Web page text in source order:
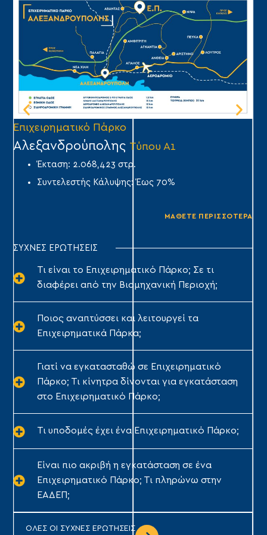
Επιχειρηματικό Πάρκο
Αλεξανδρούπολης Τύπου Α1
Έκταση: 2.068,423 στρ.
Συντελεστής Κάλυψης: Έως 70%
ΜΑΘΕΤΕ ΠΕΡΙΣΣΟΤΕΡΑ
ΣΥΧΝΕΣ ΕΡΩΤΗΣΕΙΣ
Τι είναι το Επιχειρηματικό Πάρκο; Σε τι
διαφέρει από την Βιομηχανική Περιοχή;
Ποιος αναπτύσσει και λειτουργεί τα
Επιχειρηματικά Πάρκα;
Γιατί να εγκατασταθώ σε Επιχειρηματικό
Πάρκο; Τι κίνητρα δίνονται για εγκατάσταση
στο Επιχειρηματικό Πάρκο;
Τι υποδομές έχει ένα Επιχειρηματικό Πάρκο;
Είναι πιο ακριβή η εγκατάσταση σε ένα
Επιχειρηματικό Πάρκο; Τι πληρώνω στην
ΕΑΔΕΠ;
ΟΛΕΣ ΟΙ ΣΥΧΝΕΣ ΕΡΩΤΗΣΕΙΣ